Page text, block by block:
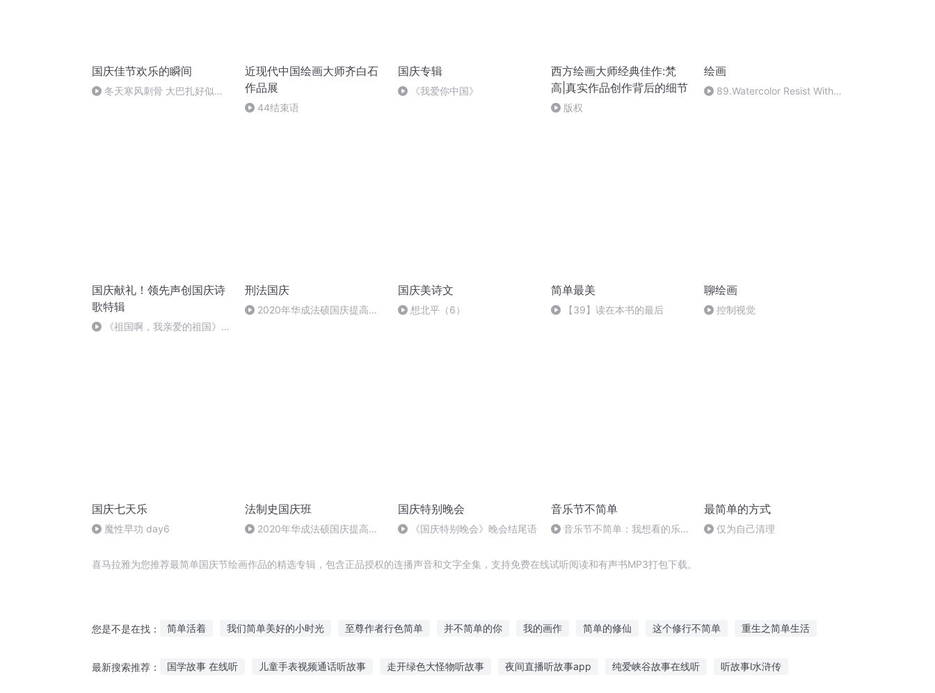
国庆佳节欢乐的瞬间
冬天寒风刺骨 大巴扎好似温
近现代中国绘画大师齐白石
作品展
44结束语
国庆专辑
《我爱你中国》
西方绘画大师经典佳作:梵
高|真实作品创作背后的细节
版权
绘画
89.Watercolor Resist With
国庆献礼！领先声创国庆诗
歌特辑
《祖国啊，我亲爱的祖国》温
刑法国庆
2020年华成法硕国庆提高班
国庆美诗文
想北平（6）
简单最美
【39】读在本书的最后
聊绘画
控制视觉
国庆七天乐
魔性早功 day6
法制史国庆班
2020年华成法硕国庆提高班
国庆特别晚会
《国庆特别晚会》晚会结尾语
音乐节不简单
音乐节不简单：我想看的乐队
最简单的方式
仅为自己清理
喜马拉雅为您推荐最简单国庆节绘画作品的精选专辑，包含正品授权的连播声音和文字全集，支持免费在线试听阅读和有声书MP3打包下载。
您是不是在找： 简单活着 我们简单美好的小时光 至尊作者行色简单 并不简单的你 我的画作 简单的修仙 这个修行不简单 重生之简单生活
最新搜索推荐： 国学故事 在线听 儿童手表视频通话听故事 走开绿色大怪物听故事 夜间直播听故事app 纯爱峡谷故事在线听 听故事l水浒传